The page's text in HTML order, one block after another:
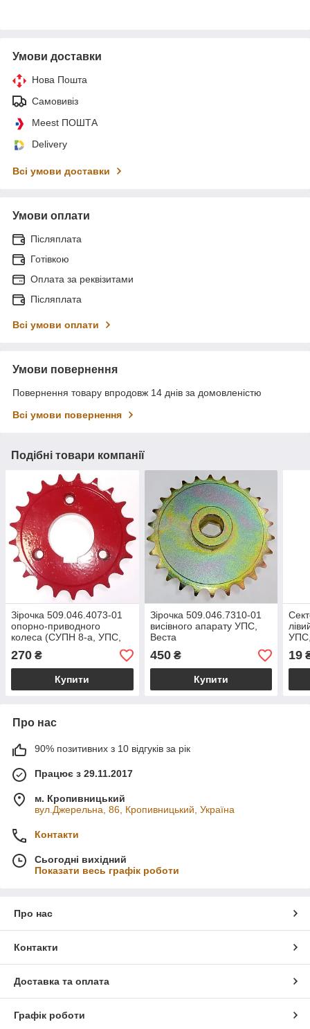
Умови доставки
Нова Пошта
Самовивіз
Meest ПОШТА
Delivery
Всі умови доставки
Умови оплати
Післяплата
Готівкою
Оплата за реквізитами
Післяплата
Всі умови оплати
Умови повернення
Повернення товару впродовж 14 днів за домовленістю
Всі умови повернення
Подібні товари компанії
Зірочка 509.046.4073-01
опорно-приводного
колеса (СУПН 8-а, УПС,
ССТ) z=21, d=40
270 ₴
Купити
Зірочка 509.046.7310-01
висівного апарату УПС,
Веста
450₴
Купити
19
Про нас
90% позитивних з 10 відгуків за рік
Працює з 29.11.2017
м. Кропивницький
вул.Джерельна, 86, Кропивницький, Україна
Контакти
Сьогодні вихідний
Показати весь графік роботи
Про нас
Контакти
Доставка та оплата
Графік роботи